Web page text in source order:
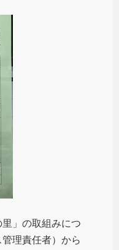
」の取組みにつ
理責任者）から